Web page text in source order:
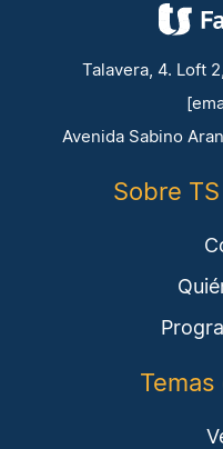
Talavera, 4. Loft
Avenida Sabino
Sobre